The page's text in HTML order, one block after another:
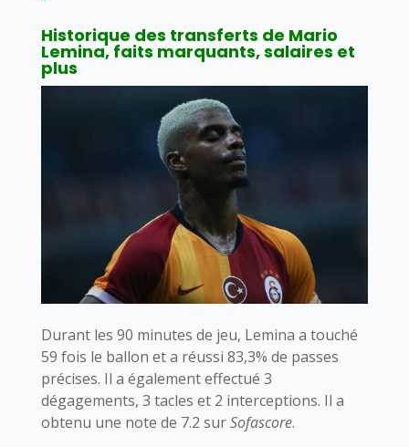
Historique des transferts de Mario
Lemina, faits marquants, salaires et
plus
Durant les 90 minutes de jeu, Lemina a touché
59 fois le ballon et a réussi 83,3% de passes
précises. Il a également effectué 3
dégagements, 3 tacles et 2 interceptions. Il a
obtenu une note de 7.2 surSofascore.